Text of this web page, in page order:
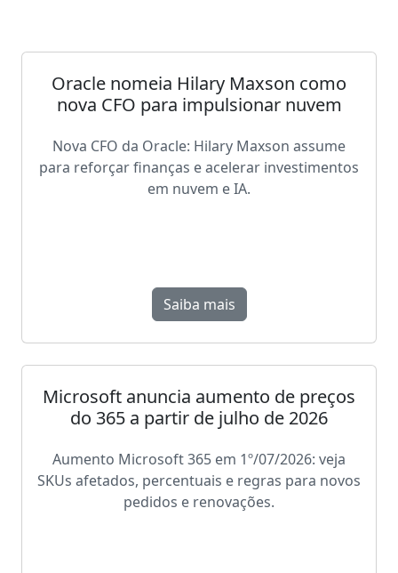
Oracle nomeia Hilary Maxson como
nova CFO para impulsionar nuvem
Nova CFO da Oracle: Hilary Maxson assume
para reforçar finanças e acelerar investimentos
em nuvem e IA.
Saiba mais
Microsoft anuncia aumento de preços
do 365 a partir de julho de 2026
Aumento Microsoft 365 em 1º/07/2026: veja
SKUs afetados, percentuais e regras para novos
pedidos e renovações.